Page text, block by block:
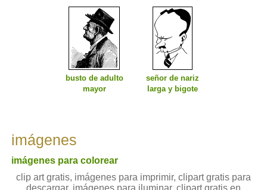
busto de adulto
mayor
señor de nariz
larga y bigote
imágenes
imágenes para colorear
clip art gratis, imágenes para imprimir, clipart gratis para
descargar, imágenes para iluminar, clipart gratis en